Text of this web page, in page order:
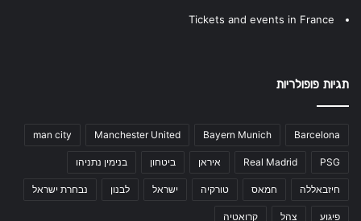
Tickets and events in France
תגיות פופולריות
Barcelona
Bayern Munich
Manchester United
man city
PSG
Real Madrid איראן ביטחון בנימין נתניהו
חיזבאללה חמאס טורקיה ישראל לבנון נבחרת ישראל
פיגוע צהל קרואטיה